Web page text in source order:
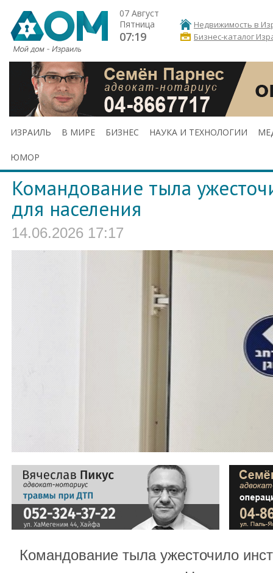
07 Август
Пятница
07:19
Недвижимость в
Бизнес-каталог
ИЗРАИЛЬ В МИРЕ БИЗНЕС НАУКА И ТЕХНОЛОГИИ
ЮМОР
Командование тыла
для населения
14.06.2026 17:17
Командование тыла ужесточило